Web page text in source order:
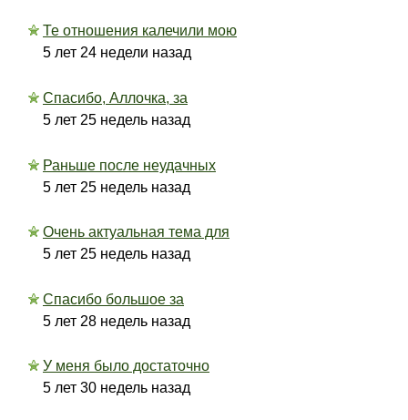
Те отношения калечили мою
5 лет 24 недели назад
Спасибо, Аллочка, за
5 лет 25 недель назад
Раньше после неудачных
5 лет 25 недель назад
Очень актуальная тема для
5 лет 25 недель назад
Спасибо большое за
5 лет 28 недель назад
У меня было достаточно
5 лет 30 недель назад